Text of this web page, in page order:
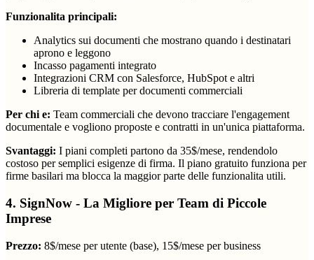
Funzionalita principali:
Analytics sui documenti che mostrano quando i destinatari
aprono e leggono
Incasso pagamenti integrato
Integrazioni CRM con Salesforce, HubSpot e altri
Libreria di template per documenti commerciali
Per chi e: Team commerciali che devono tracciare l'engagement
documentale e vogliono proposte e contratti in un'unica piattaforma.
Svantaggi: I piani completi partono da 35$/mese, rendendolo
costoso per semplici esigenze di firma. Il piano gratuito funziona per
firme basilari ma blocca la maggior parte delle funzionalita utili.
4. SignNow - La Migliore per Team di Piccole
Imprese
Prezzo: 8$/mese per utente (base), 15$/mese per business